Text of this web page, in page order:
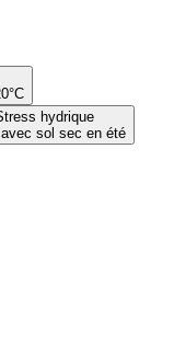
hydrique
sol sec en été